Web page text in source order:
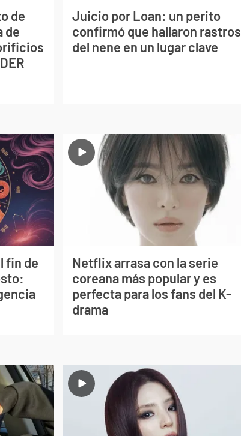
de
de
Juicio por Loan: un perito
confirmó que hallaron rastros
del nene en un lugar clave
fin de
Netflix arrasa con la serie
coreana más popular y es
perfecta para los fans del K-
drama